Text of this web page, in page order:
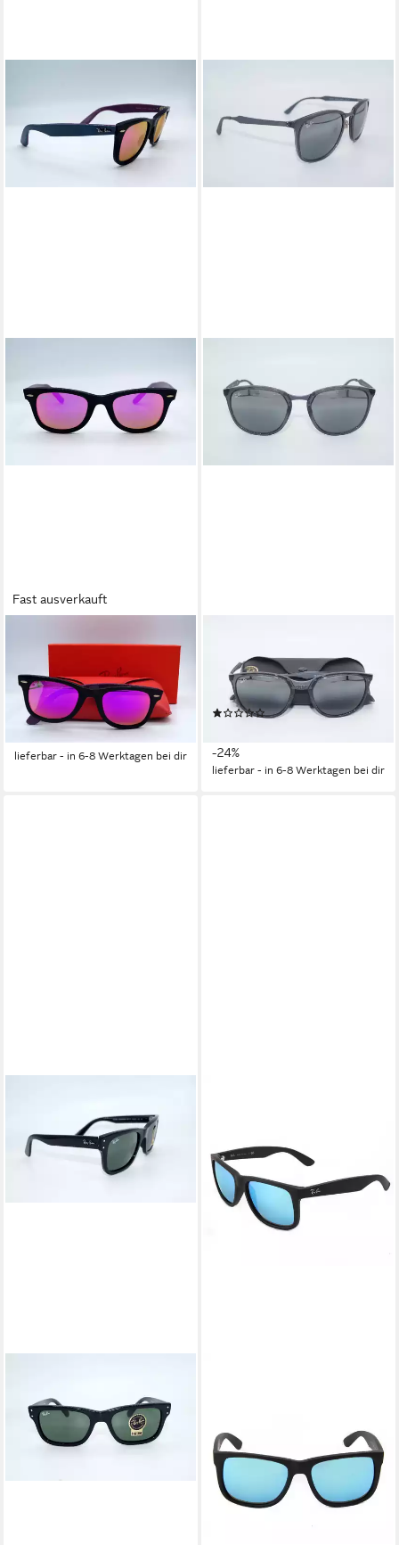
Fast ausverkauft
Sonnenbrille RAY BAN
Sonnenbrille Sunglasses RB
2140 11744T Gr. 50 Wayfarer
159,95 € UVP199,95 €
-20%
lieferbar - in 6-8 Werktagen bei dir
Sonnenbrille RAY BAN
Sonnenbrille Sunglasses RB
4299 606 88
(1)
-24%
lieferbar - in 6-8 Werktagen bei dir